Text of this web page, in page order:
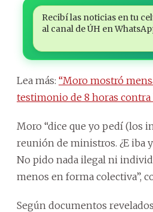
Recibí las noticias en tu
al canal de ÚH en
Lea más: “Moro mostró
testimonio de 8 horas contra
Moro “dice que yo pedí (los
reunión de ministros. ¿E iba
No pido nada ilegal ni
menos en forma colectiva”,
Según documentos